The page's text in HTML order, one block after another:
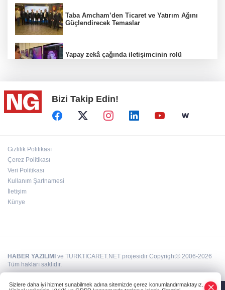
Taba Amcham’den Ticaret ve Yatırım Ağını
Güçlendirecek Temaslar
Yapay zekâ çağında iletişimcinin rolü
"Bu Kemal hiçbir gücün karşısında eğilmez"
Bizi Takip Edin!
Gizlilik Politikası
Çerez Politikası
Veri Politikası
Kullanım Şartnamesi
İletişim
Künye
HABER YAZILIMI ve TURKTICARET.NET projesidir Copyright© 2006-2026
Tüm hakları saklıdır.
Sizlere daha iyi hizmet sunabilmek adına sitemizde çerez konumlandırmaktayız.